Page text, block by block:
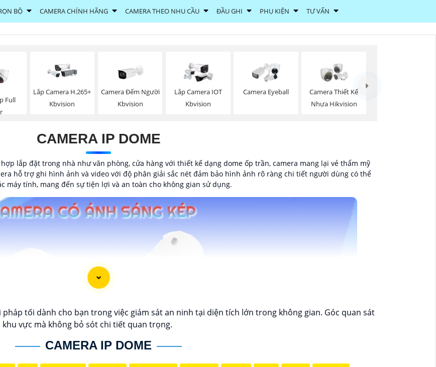
BỘ CAMERA CHÍNH HÃNG CAMERA THEO NHU CẦU ĐẦU GHI PHỤ KIỆN TƯ VẤN
Full
Lắp Camera H.265+
Kbvision
Camera Đếm Người
Kbvision
Lắp Camera IOT
Kbvision
Camera Eyeball
Camera Thiết Kế
Nhựa Hikvision
CAMERA IP DOME
lắp đặt trong nhà như văn phòng, cửa hàng với thiết kế dạng dome ốp trần, camera mang lại vẻ thẩm mỹ
hỗ trợ ghi hình ảnh và video với độ phân giải sắc nét đảm bảo hình ảnh rõ ràng chi tiết người dùng có thể
máy tính, mang đến sự tiện lợi và an toàn cho không gian sử dụng.
tối dành cho bạn trong việc giám sát an ninh tại diện tích lớn trong không gian. Góc quan sát
vực mà không bỏ sót chi tiết quan trọng.
CAMERA IP DOME